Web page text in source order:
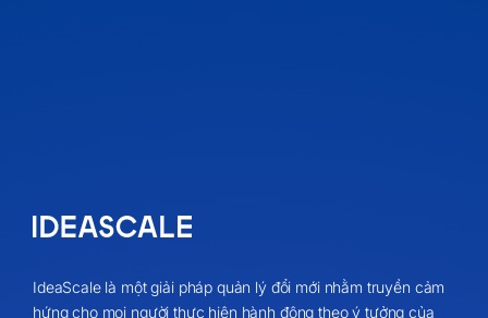
IdeaScale là một giải pháp quản lý đổi mới nhằm truyền cảm
hứng cho mọi người thực hiện hành động theo ý tưởng của